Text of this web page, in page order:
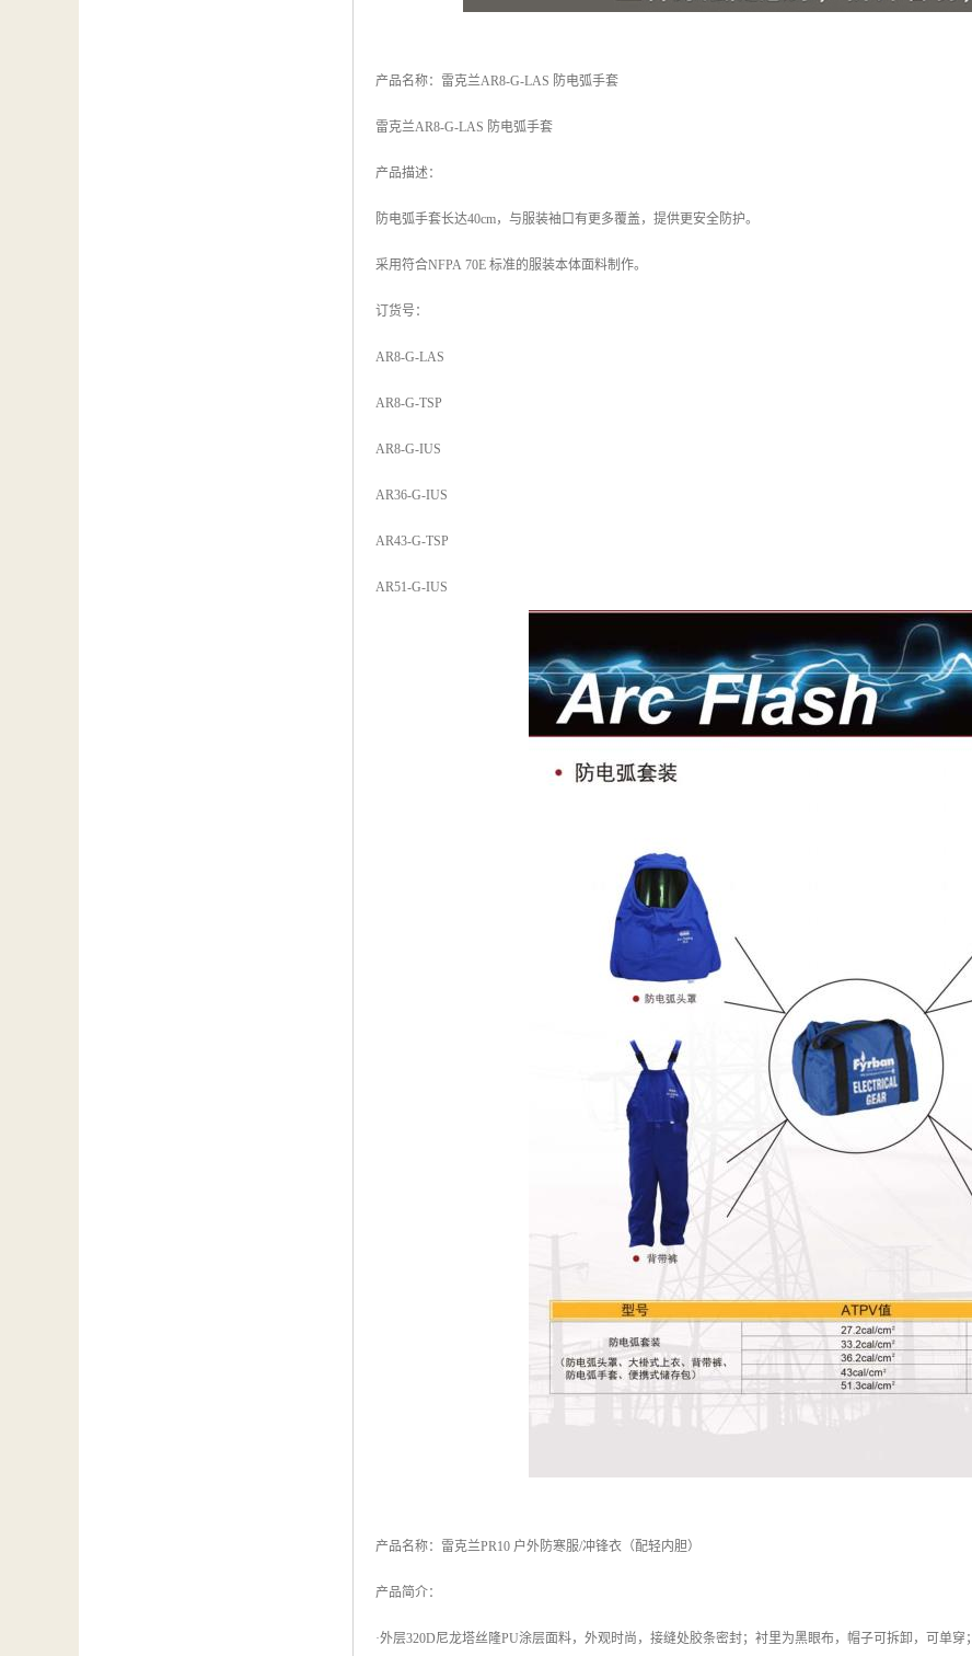
产品名称：雷克兰AR8-G-LAS 防电弧手套
雷克兰AR8-G-LAS 防电弧手套
产品描述：
防电弧手套长达40cm，与服装袖口有更多覆盖，提供更安全防护。
采用符合NFPA 70E 标准的服装本体面料制作。
订货号：
AR8-G-LAS
AR8-G-TSP
AR8-G-IUS
AR36-G-IUS
AR43-G-TSP
AR51-G-IUS
产品名称：雷克兰PR10 户外防寒服/冲锋衣（配轻内胆）
产品简介：
·外层320D尼龙塔丝隆PU涂层面料，外观时尚，接缝处胶条密封；衬里为黑眼布，帽子可拆卸，可单穿；